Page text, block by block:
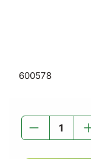
للاستخدام الفردي أو
,
600578